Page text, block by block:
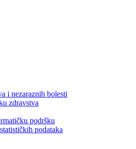
i nezaraznih bolesti
zdravstva
podršku
podataka